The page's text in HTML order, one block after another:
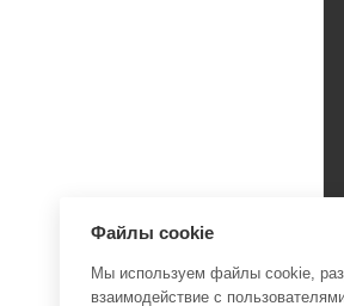
Файлы cookie
Мы используем файлы cookie,
взаимодействие с